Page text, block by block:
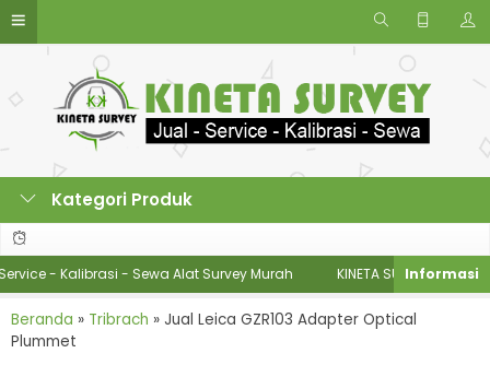
Kategori Produk
- Kalibrasi - Sewa Alat Survey Murah KINETA SURVEY - HP/WA:
Beranda » Tribrach » Jual Leica GZR103 Adapter Optical
Plummet